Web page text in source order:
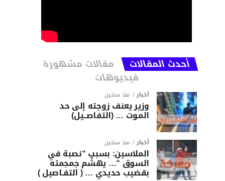
أحدث المقالات مقالات مشهورة
فيديوهات
أخبار منذ سنتين
وزير يعنف زوجته إلى حد
الموت … (التفاصــيل)
أخبار منذ سنتين
الملاسين: بسبب “نصبة في
السوق “… يهشّم جمجمته
بقضيب حديدي … ( التفـاصيل )